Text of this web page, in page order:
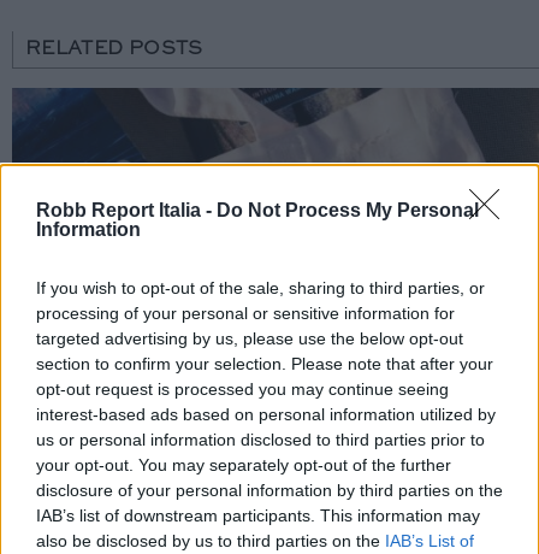
Robb Report Italia - Do Not Process My Personal
Information
If you wish to opt-out of the sale, sharing to third parties, or
processing of your personal or sensitive information for
targeted advertising by us, please use the below opt-out
section to confirm your selection. Please note that after your
opt-out request is processed you may continue seeing
interest-based ads based on personal information utilized by
us or personal information disclosed to third parties prior to
your opt-out. You may separately opt-out of the further
disclosure of your personal information by third parties on the
IAB’s list of downstream participants. This information may
also be disclosed by us to third parties on the IAB’s List of
RELATED POSTS